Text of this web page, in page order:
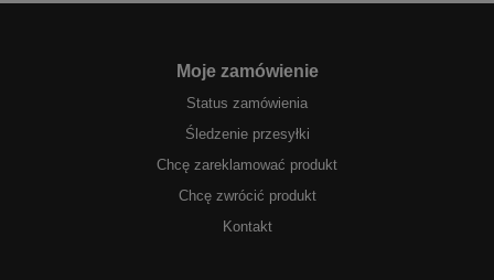
Moje zamówienie
Status zamówienia
Śledzenie przesyłki
Chcę zareklamować produkt
Chcę zwrócić produkt
Kontakt